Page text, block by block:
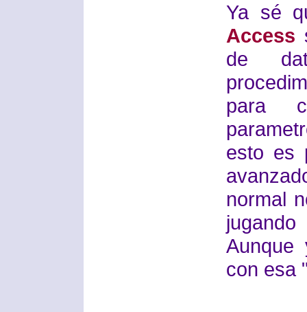
Ya sé
Access
de
para
esto es
normal
Aunque
con esa